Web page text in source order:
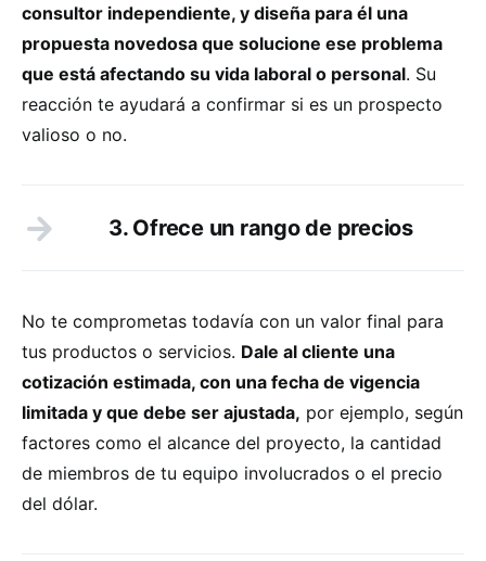
consultor independiente, y diseña para él una
propuesta novedosa que solucione ese problema
que está afectando su vida laboral o personal. Su
reacción te ayudará a confirmar si es un prospecto
valioso o no.
3. Ofrece un rango de precios
No te comprometas todavía con un valor final para
tus productos o servicios. Dale al cliente una
cotización estimada, con una fecha de vigencia
limitada y que debe ser ajustada, por ejemplo, según
factores como el alcance del proyecto, la cantidad
de miembros de tu equipo involucrados o el precio
del dólar.